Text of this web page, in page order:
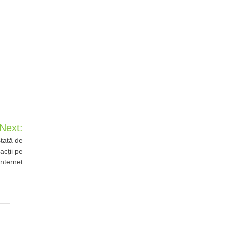
Next:
de
pe